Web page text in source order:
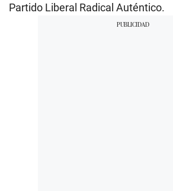
Partido Liberal Radical Auténtico.